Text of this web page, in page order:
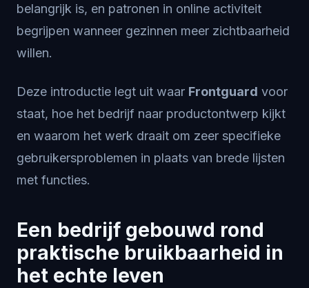
belangrijk is, en patronen in online activiteit
begrijpen wanneer gezinnen meer zichtbaarheid
willen.
Deze introductie legt uit waar Frontguard voor
staat, hoe het bedrijf naar productontwerp kijkt
en waarom het werk draait om zeer specifieke
gebruikersproblemen in plaats van brede lijsten
met functies.
Een bedrijf gebouwd rond
praktische bruikbaarheid in
het echte leven